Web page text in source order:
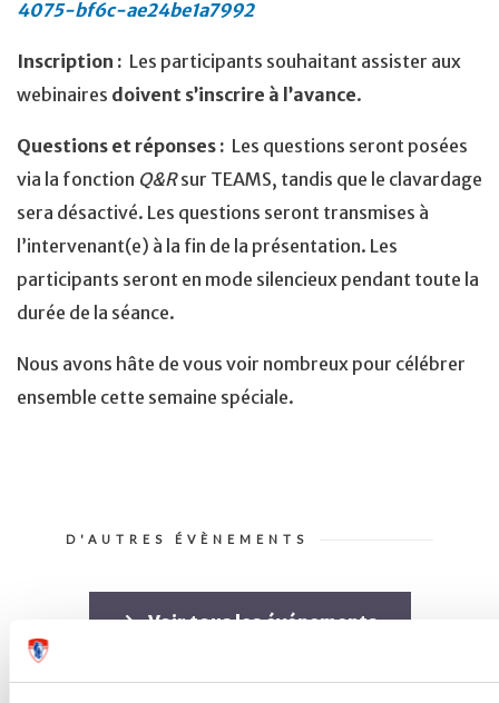
4075-bf6c-ae24be1a7992
Inscription : Les participants souhaitant assister aux
webinaires doivent s’inscrire à l’avance.
Questions et réponses : Les questions seront posées
via la fonction Q&Rsur TEAMS, tandis que le clavardage
sera désactivé. Les questions seront transmises à
l’intervenant(e) à la fin de la présentation. Les
participants seront en mode silencieux pendant toute la
durée de la séance.
Nous avons hâte de vous voir nombreux pour célébrer
ensemble cette semaine spéciale.
D'AUTRES ÉVÈNEMENTS
Voir tous les événements